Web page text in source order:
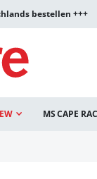
bestellen +++
MS CAPE